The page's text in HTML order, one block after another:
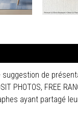
de
FREE
ayant partagé